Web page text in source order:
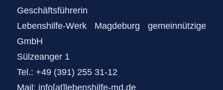
Geschäftsführerin
Lebenshilfe-Werk Magdeburg gemeinnützige
GmbH
Sülzeanger 1
Tel.: +49 (391) 255 31-12
Mail: info[at]lebenshilfe-md.de